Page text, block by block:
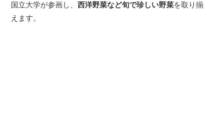
国立大学が参画し、西洋野菜など旬で珍しい野菜を取り揃
えます。